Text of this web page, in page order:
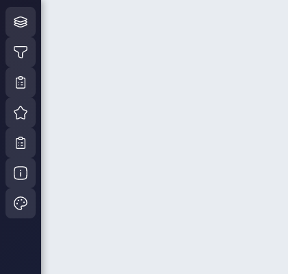
Интерактивная карта